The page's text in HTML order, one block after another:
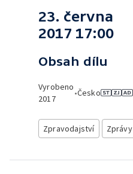
23. června
2017 17:00
Obsah dílu
Vyrobeno
2017
•Česko
Zpravodajství Zprávy